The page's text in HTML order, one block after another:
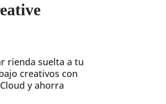
rienda suelta a tu
creativos con
y ahorra